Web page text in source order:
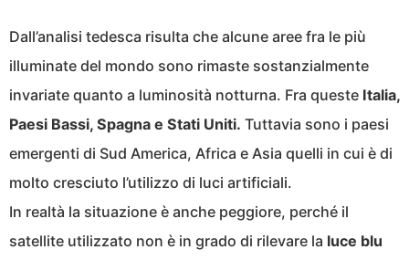
Dall’analisi tedesca risulta che alcune aree fra le più
illuminate del mondo sono rimaste sostanzialmente
invariate quanto a luminosità notturna. Fra queste Italia,
Paesi Bassi, Spagna e Stati Uniti. Tuttavia sono i paesi
emergenti di Sud America, Africa e Asia quelli in cui è di
molto cresciuto l’utilizzo di luci artificiali.
In realtà la situazione è anche peggiore, perché il
satellite utilizzato non è in grado di rilevare la luce blu